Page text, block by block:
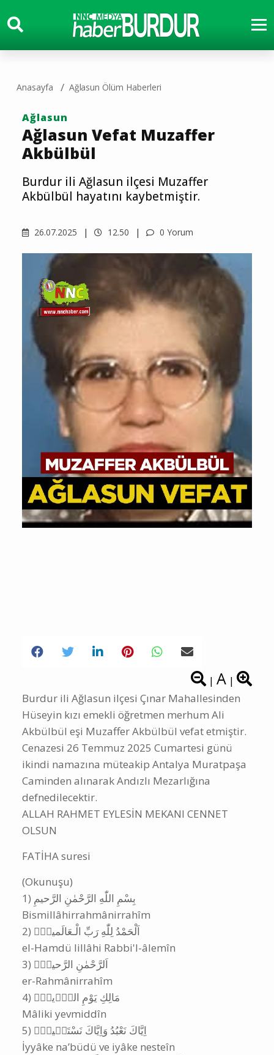
Anasayfa Ağlasun Ölüm Haberleri
Ağlasun
Ağlasun Vefat Muzaffer
Akbülbül
Burdur ili Ağlasun ilçesi Muzaffer
Akbülbül hayatını kaybetmiştir.
26.07.2025 12.50 0 Yorum
| A |
Burdur ili Ağlasun ilçesi Çınar Mahallesinden
Hüseyin kızı emekli öğretmen merhum Ali
Akbülbül eşi Muzaffer Akbülbül vefat etmiştir.
Cenazesi 26 Temmuz 2025 Cumartesi günü
ikindi namazına müteakip Antalya Muratpaşa
Caminden alınarak Andızlı Mezarlığına
defnedilecektir.
ALLAH RAHMET EYLESİN MEKANI CENNET
OLSUN
FATİHA suresi
(Okunuşu)
‎1) بِسْمِ اللّٰهِ الرَّحْمٰنِ الرَّحيمِ
Bismillâhirrahmânirrahîm
‎2) اَلْحَمْدُ لِلّٰهِ رَبِّ الْـعَالَمينَۙ
el-Hamdü lillâhi Rabbi'l-âlemîn
‎3) اَلرَّحْمٰنِ الرَّحيمِۙ
er-Rahmânirrahîm
‎4) مَالِكِ يَوْمِ الدّ۪ينِۜ
Mâliki yevmiddîn
‎5) اِيَّاكَ نَعْبُدُ وَاِيَّاكَ نَسْتَع۪ينُۜ
İyyâke na’büdü ve iyâke nesteîn